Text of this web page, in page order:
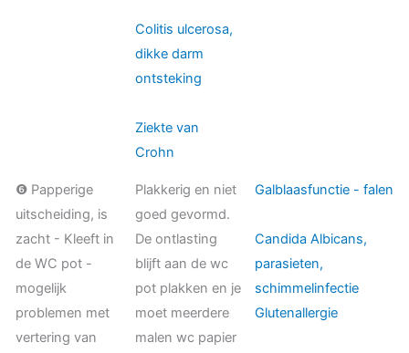
Colitis ulcerosa,
dikke darm
ontsteking
Ziekte van
Crohn
❻ Papperige
uitscheiding, is
zacht - Kleeft in
de WC pot -
mogelijk
problemen met
vertering van
Plakkerig en niet
goed gevormd.
De ontlasting
blijft aan de wc
pot plakken en je
moet meerdere
malen wc papier
Galblaasfunctie - falen
Candida Albicans,
parasieten,
schimmelinfectie
Glutenallergie